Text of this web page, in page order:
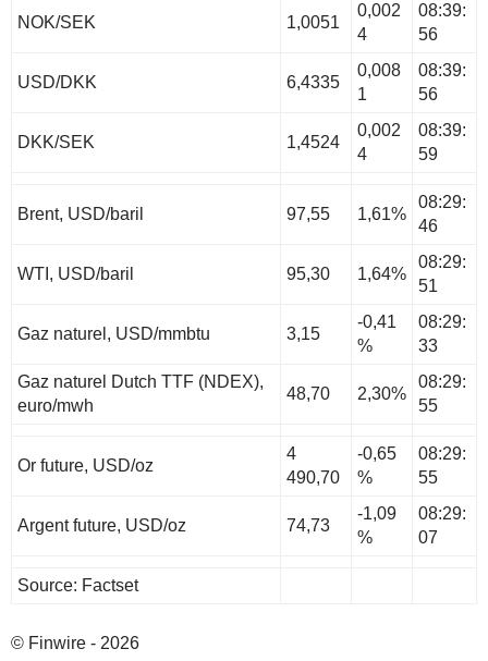
NOK/SEK 1,0051
0,002
4
08:39:
56
USD/DKK 6,4335
0,008
1
08:39:
56
DKK/SEK 1,4524
0,002
4
08:39:
59
Brent, USD/baril 97,55 1,61%
08:29:
46
WTI, USD/baril 95,30 1,64%
08:29:
51
Gaz naturel, USD/mmbtu 3,15
-0,41
%
08:29:
33
Gaz naturel Dutch TTF (NDEX),
euro/mwh
48,70 2,30%
08:29:
55
Or future, USD/oz
4
490,70
-0,65
%
08:29:
55
Argent future, USD/oz 74,73
-1,09
%
08:29:
07
Source: Factset
© Finwire - 2026